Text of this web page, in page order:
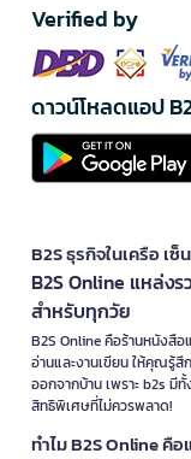
Verified by
ดาวน์โหลดแอป
B2S ธุรกิจในเครือ เ
B2S Online แหล่ง
สำหรับทุกวัย
B2S Online คือร้านหนังสือ
อ่านและงานเขียน ให้คุณรู้
ออกจากบ้าน เพราะ b2s
สิทธิพิเศษที่ไม่ควรพลาด!
ทำไม B2S Online